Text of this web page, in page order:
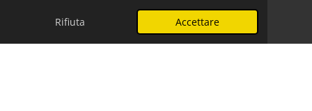
Rifiuta Accettare
Telefono WhatsApp